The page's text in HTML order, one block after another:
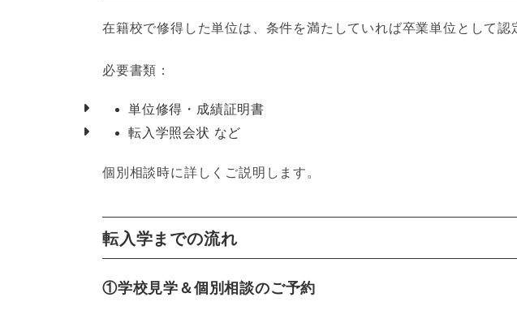
在籍校で修得した単位は、条件を満たしていれば卒業単位として認
必要書類：
単位修得・成績証明書
転入学照会状 など
個別相談時に詳しくご説明します。
転入学までの流れ
①学校見学＆個別相談のご予約